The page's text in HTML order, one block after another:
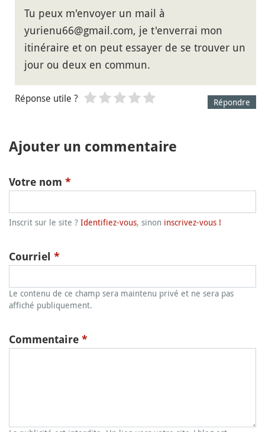
Tu peux m'envoyer un mail à
yurienu66@gmail.com, je t'enverrai mon
itinéraire et on peut essayer de se trouver un
jour ou deux en commun.
Répondre
Réponse utile ?
Ajouter un commentaire
Votre nom *
Inscrit sur le site ? Identifiez-vous, sinon inscrivez-vous !
Courriel *
Le contenu de ce champ sera maintenu privé et ne sera pas
affiché publiquement.
Commentaire *